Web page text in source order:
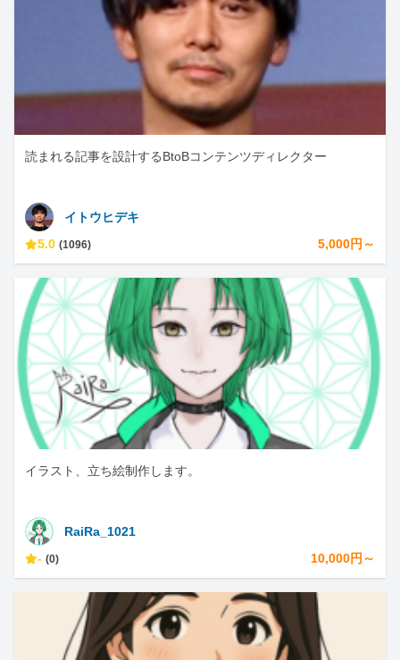
読まれる記事を設計するBtoBコンテンツディレクター
イトウヒデキ
5.0 (1096) 5,000円～
イラスト、立ち絵制作します。
RaiRa_1021
- (0) 10,000円～